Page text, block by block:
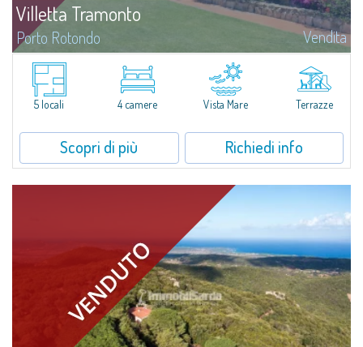
Villetta Tramonto
Porto Rotondo Vendita
​In vendita villetta caposchiera a Punta Lada, dove un susseguirsi di albe e
tramonti meravigliosi regalano panorami mozzafiato del mare dalle
sfumature multicolore.La proprietà è ideale per famiglie alla ricerca di...
5 locali
4 camere Vista Mare Terrazze
Scopri di più Richiedi info